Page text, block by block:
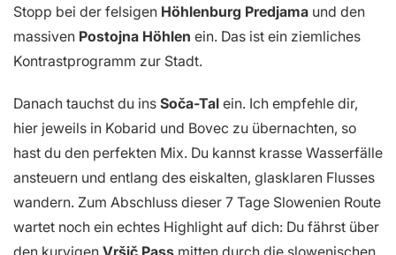
Stopp bei der felsigen Höhlenburg Predjama und den
massiven Postojna Höhlen ein. Das ist ein ziemliches
Kontrastprogramm zur Stadt.
Danach tauchst du ins Soča-Tal ein. Ich empfehle dir,
hier jeweils in Kobarid und Bovec zu übernachten, so
hast du den perfekten Mix. Du kannst krasse Wasserfälle
ansteuern und entlang des eiskalten, glasklaren Flusses
wandern. Zum Abschluss dieser 7 Tage Slowenien Route
wartet noch ein echtes Highlight auf dich: Du fährst über